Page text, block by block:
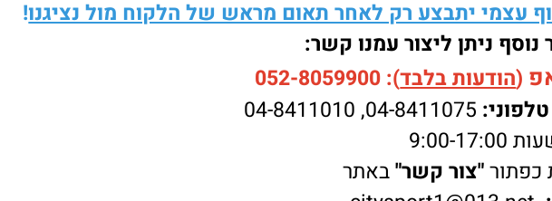
עצמי יתבצע רק לאחר תאום מראש של הלקוח מול נציגנו!
ניתן ליצור עמנו קשר:
(הודעות בלבד):
052-8059900
04-8411075
,
04-8411010
"צור קשר"באתר